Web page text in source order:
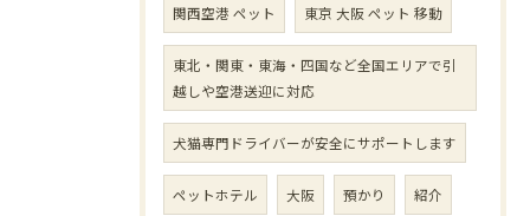
関西空港 ペット 東京 大阪 ペット 移動
東北・関東・東海・四国など全国エリアで引
越しや空港送迎に対応
犬猫専門ドライバーが安全にサポートします
ペットホテル 大阪 預かり 紹介